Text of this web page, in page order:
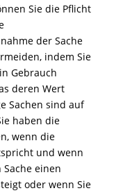
Sie die Pflicht
der Sache
indem Sie
Gebrauch
deren Wert
Sachen sind auf
haben die
wenn die
und wenn
einen
oder wenn Sie